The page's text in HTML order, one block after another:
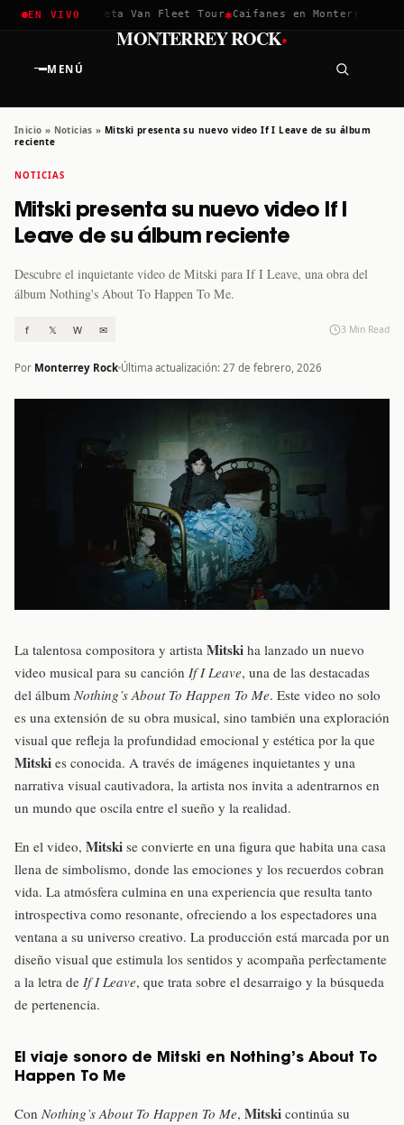
EN VIVO
2026 ✱Greta Van Fleet Tour✱Caifanes en Monterrey · 12
MENÚ
MONTERREY ROCK·
Inicio » Noticias » Mitski presenta su nuevo video If I Leave de su álbum
reciente
NOTICIAS
Mitski presenta su nuevo video If I
Leave de su álbum reciente
Descubre el inquietante video de Mitski para If I Leave, una obra del
álbum Nothing's About To Happen To Me.
f 𝕏 W ✉ 3 Min Read
Por Monterrey Rock Última actualización: 27 de febrero, 2026
La talentosa compositora y artista Mitski ha lanzado un nuevo
video musical para su canción If I Leave, una de las destacadas
del álbum Nothing’s About To Happen To Me. Este video no solo
es una extensión de su obra musical, sino también una exploración
visual que refleja la profundidad emocional y estética por la que
Mitski es conocida. A través de imágenes inquietantes y una
narrativa visual cautivadora, la artista nos invita a adentrarnos en
un mundo que oscila entre el sueño y la realidad.
En el video, Mitski se convierte en una figura que habita una casa
llena de simbolismo, donde las emociones y los recuerdos cobran
vida. La atmósfera culmina en una experiencia que resulta tanto
introspectiva como resonante, ofreciendo a los espectadores una
ventana a su universo creativo. La producción está marcada por un
diseño visual que estimula los sentidos y acompaña perfectamente
a la letra de If I Leave, que trata sobre el desarraigo y la búsqueda
de pertenencia.
El viaje sonoro de Mitski en Nothing’s About To
Happen To Me
Con Nothing’s About To Happen To Me, Mitski continúa su